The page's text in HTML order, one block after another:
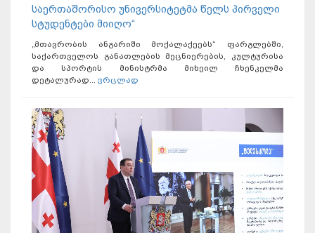
საერთაშორისო უნივერსიტეტმა წელს პირველი
სტუდენტები მიიღო“
„მთავრობის ანგარიში მოქალაქეებს“ ფარგლებში,
საქართველოს განათლების მეცნიერების, კულტურისა
და სპორტის მინისტრმა მიხეილ ჩხენკელმა
დეტალურად... ვრცლად